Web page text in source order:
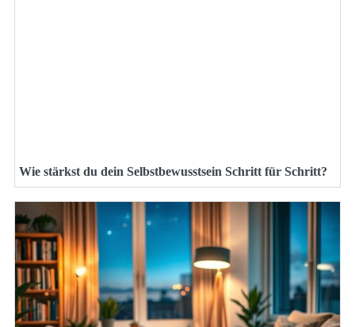
Wie stärkst du dein Selbstbewusstsein Schritt für Schritt?